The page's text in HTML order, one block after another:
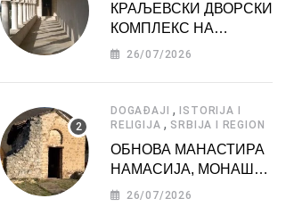
КРАЉЕВСКИ ДВОРСКИ
КОМПЛЕКС НА
ДЕДИЊУ –
АТРАКЦИЈА
26/07/2026
DOGAĐAJI , ISTORIJA I
RELIGIJA , SRBIJA I REGION
ОБНОВА МАНАСТИРА
НАМАСИЈА, МОНАШКЕ
ЗАДУЖБИНЕ
26/07/2026